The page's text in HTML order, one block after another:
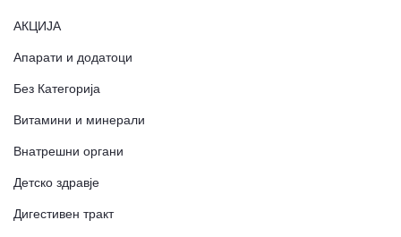
АКЦИЈА
Апарати и додатоци
Без Категорија
Витамини и минерали
Внатрешни органи
Детско здравје
Дигестивен тракт